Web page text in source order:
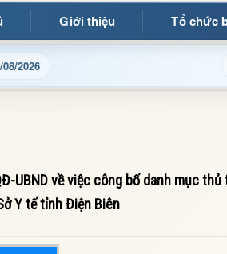
Giới thiệu Tổ chức
2026
điện tử xã Mường Ảng
UBND về việc công bố danh mục
Y tế tỉnh Điện Biên